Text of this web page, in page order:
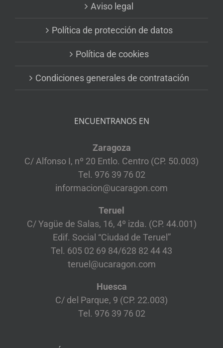
Aviso legal
Política de protección de datos
Política de cookies
Condiciones generales de contratación
ENCUENTRANOS EN
Zaragoza
C/ Alfonso I, nº 20 Entlo. Centro (CP. 50.003)
Tel. 976 39 76 02
informacion@ucaragon.com
Teruel
C/ Yagüe de Salas, 16, 4º izda. (CP. 44.001)
Edif. Social “Ciudad de Teruel”
Tel. 605 02 69 84/628 82 44 43
teruel@ucaragon.com
Huesca
C/ del Parque, 9 (CP. 22.003)
Tel. 976 39 76 02